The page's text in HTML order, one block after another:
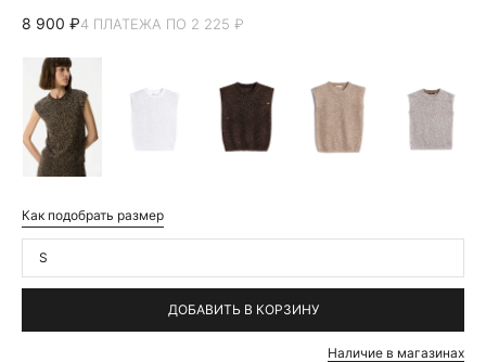
8 900 ₽4 ПЛАТЕЖА ПО 2 225 ₽
Как подобрать размер
S
ДОБАВИТЬ В КОРЗИНУ
Наличие в магазинах